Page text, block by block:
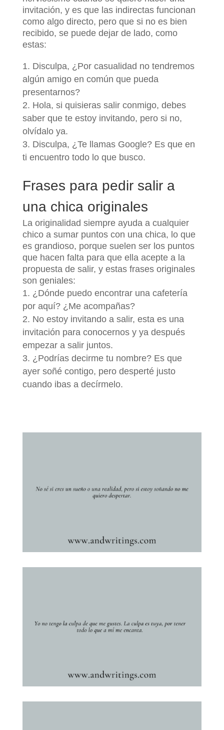
invitación, y es que las indirectas funcionan
como algo directo, pero que si no es bien
recibido, se puede dejar de lado, como
estas:
Disculpa, ¿Por casualidad no tendremos
algún amigo en común que pueda
presentarnos?
Hola, si quisieras salir conmigo, debes
saber que te estoy invitando, pero si no,
olvídalo ya.
Disculpa, ¿Te llamas Google? Es que en
ti encuentro todo lo que busco.
Frases para pedir salir a
una chica originales
La originalidad siempre ayuda a cualquier
chico a sumar puntos con una chica, lo que
es grandioso, porque suelen ser los puntos
que hacen falta para que ella acepte a la
propuesta de salir, y estas frases originales
son geniales:
¿Dónde puedo encontrar una cafetería
por aquí? ¿Me acompañas?
No estoy invitando a salir, esta es una
invitación para conocernos y ya después
empezar a salir juntos.
¿Podrías decirme tu nombre? Es que
ayer soñé contigo, pero desperté justo
cuando ibas a decírmelo.